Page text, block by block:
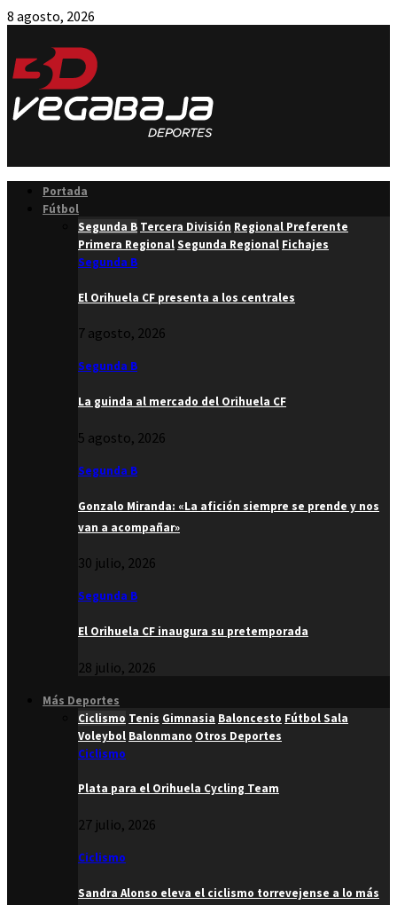
8 agosto, 2026
Portada
Fútbol
Segunda B Tercera División Regional Preferente
Primera RegionalSegunda Regional Fichajes
Segunda B
El Orihuela CF presenta a los centrales
7 agosto, 2026
Segunda B
La guinda al mercado del Orihuela CF
5 agosto, 2026
Segunda B
Gonzalo Miranda: «La afición siempre se prende y nos
van a acompañar»
30 julio, 2026
Segunda B
El Orihuela CF inaugura su pretemporada
28 julio, 2026
Más Deportes
Ciclismo Tenis Gimnasia Baloncesto Fútbol Sala
Voleybol Balonmano Otros Deportes
Ciclismo
Plata para el Orihuela Cycling Team
27 julio, 2026
Ciclismo
Sandra Alonso eleva el ciclismo torrevejense a lo más